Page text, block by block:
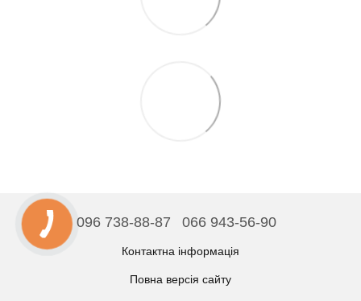
096 738-88-87 066 943-56-90
Контактна інформація
Повна версія сайту